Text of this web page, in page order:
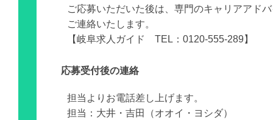
ご応募いただいた後は、専門のキャリアアド
ご連絡いたします。
【岐阜求人ガイド TEL：0120-555-289】
応募受付後の連絡
担当よりお電話差し上げます。
担当：大井・吉田（オオイ・ヨシダ）